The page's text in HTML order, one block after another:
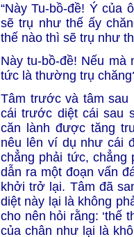
“Này Tu-bồ-đề! Ý của
sẽ trụ như thế ấy
thế nào thì sẽ trụ như
Này tu-bồ-đề! Nếu
tức là thường trụ
Tâm trước và tâm sau
cái trước diệt cái sau
căn lành được tăng
nêu lên ví dụ như cái
chẳng phải tức, chẳng
dẫn ra một đoạn vấn
khởi trở lại. Tâm đã
diệt này lại là không
cho nên hỏi rằng: ‘thế
của chân như lại là